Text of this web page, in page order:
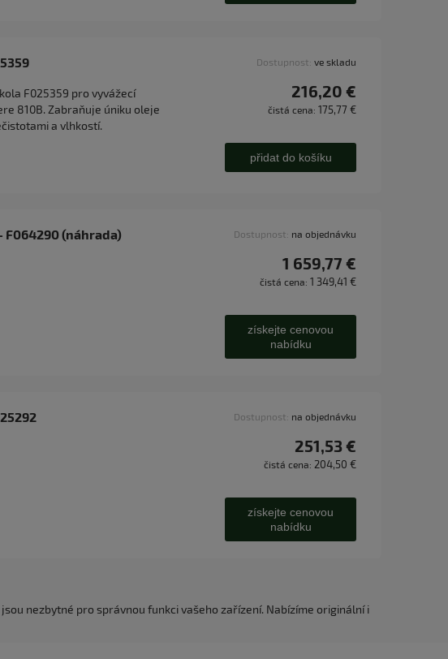
F025359 pro vyvážecí
810B. Zabraňuje úniku oleje
a vlhkostí.
Dostupnost: ve skladu
216,20 €
čistá cena: 175,77 €
přidat do košíku
F064290 (náhrada) Dostupnost: na objednávku
1 659,77 €
čistá cena: 1 349,41 €
získejte cenovou
nabídku
Dostupnost: na objednávku
251,53 €
čistá cena: 204,50 €
získejte cenovou
nabídku
nezbytné pro správnou funkci vašeho zařízení. Nabízíme originální i